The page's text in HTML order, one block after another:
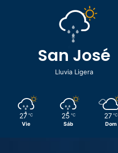
San José
Lluvia Ligera
27 ℃
Vie
25 ℃
Sáb
27 ℃
Dom